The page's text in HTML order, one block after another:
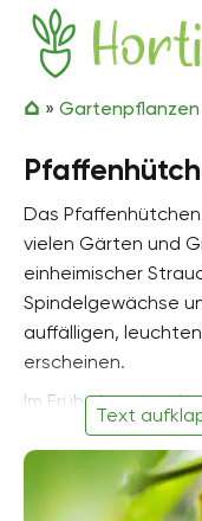
Zum Inhalt springen
Hortica
» Gartenpflanzen
Das Pfaffenhütchen
vielen Gärten und
einheimischer
Spindelgewächse
auffälligen,
erscheinen.
Im Frühjahr zeigt
Blüten, die oft von
Herbst entwickeln
rosa bis roten
Text